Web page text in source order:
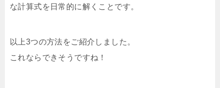
な計算式を日常的に解くことです。
以上3つの方法をご紹介しました。
これならできそうですね！